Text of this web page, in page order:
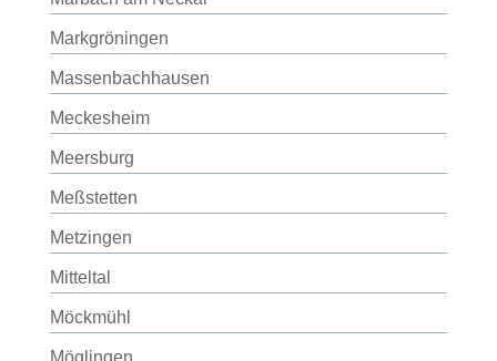
Markgröningen
Massenbachhausen
Meckesheim
Meersburg
Meßstetten
Metzingen
Mitteltal
Möckmühl
Möglingen